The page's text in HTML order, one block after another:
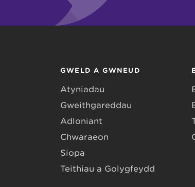
GWELD A GWNEUD
Atyniadau
Gweithgareddau
Adloniant
Chwaraeon
Siopa
Teithiau a Golygfeydd